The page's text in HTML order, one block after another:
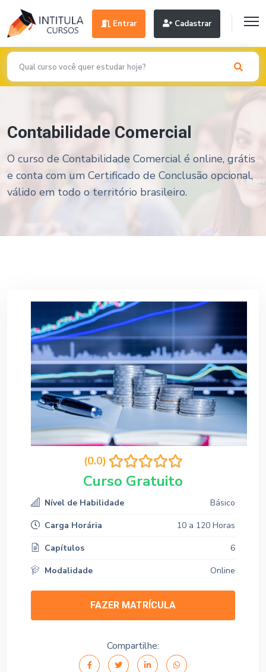
Entrar Cadastrar
Contabilidade Comercial
O curso de Contabilidade Comercial é online, grátis
e conta com um Certificado de Conclusão opcional,
válido em todo o território brasileiro.
(0.0)
Curso Gratuito
Nível de Habilidade
Básico
Carga Horária
10 a 120 Horas
Capítulos
6
Modalidade
Online
FAZER MATRÍCULA
Compartilhe: